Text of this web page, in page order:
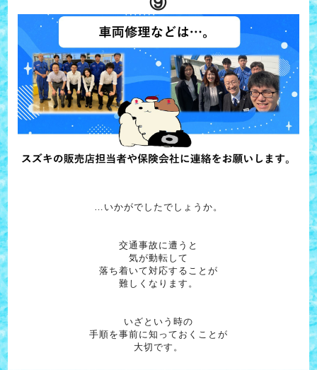
…いかがでしたでしょうか。
交通事故に遭うと
気が動転して
落ち着いて対応することが
難しくなります。
いざという時の
手順を事前に知っておくことが
大切です。